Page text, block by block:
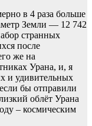
в 4 раза больше
Земли — 12 742
странных
после
же на
Урана, и, я
и удивительных
бы отправили
облёт Урана
– космическим